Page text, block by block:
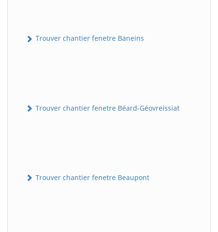
Trouver chantier fenetre Baneins
Trouver chantier fenetre Béard-Géovreissiat
Trouver chantier fenetre Beaupont